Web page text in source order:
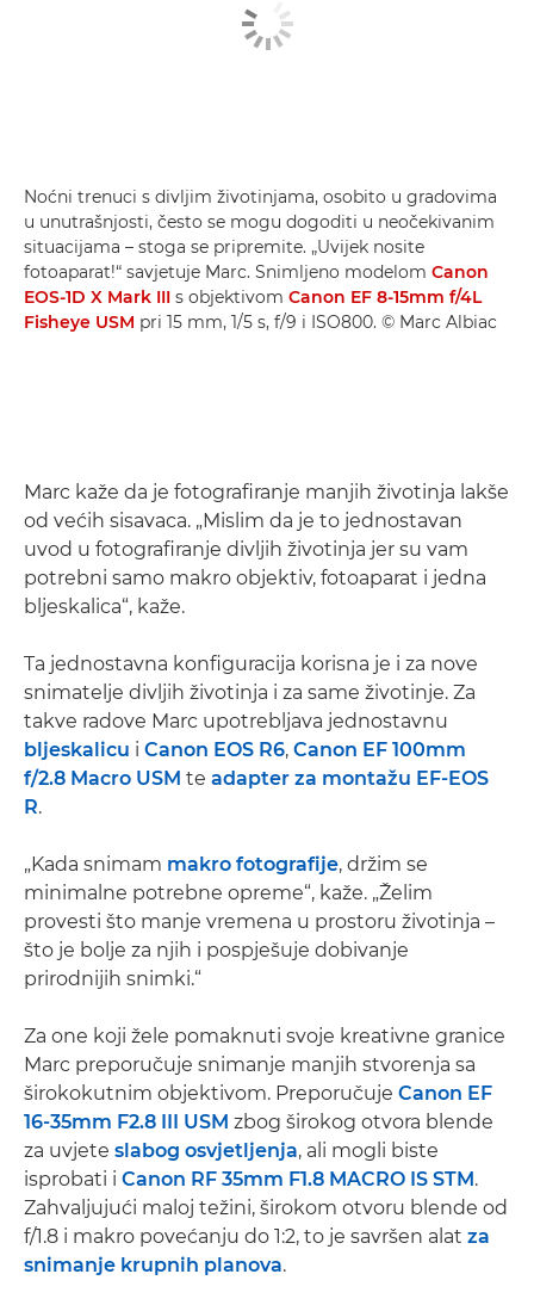
Noćni trenuci s divljim životinjama, osobito u gradovima
u unutrašnjosti, često se mogu dogoditi u neočekivanim
situacijama – stoga se pripremite. „Uvijek nosite
fotoaparat!“ savjetuje Marc. Snimljeno modelom Canon
EOS-1D X Mark III s objektivom Canon EF 8-15mm f/4L
Fisheye USM pri 15 mm, 1/5 s, f/9 i ISO800. © Marc Albiac
Marc kaže da je fotografiranje manjih životinja lakše
od većih sisavaca. „Mislim da je to jednostavan
uvod u fotografiranje divljih životinja jer su vam
potrebni samo makro objektiv, fotoaparat i jedna
bljeskalica“, kaže.
Ta jednostavna konfiguracija korisna je i za nove
snimatelje divljih životinja i za same životinje. Za
takve radove Marc upotrebljava jednostavnu
bljeskalicu i Canon EOS R6, Canon EF 100mm
f/2.8 Macro USM te adapter za montažu EF-EOS
R.
„Kada snimam makro fotografije, držim se
minimalne potrebne opreme“, kaže. „Želim
provesti što manje vremena u prostoru životinja –
što je bolje za njih i pospješuje dobivanje
prirodnijih snimki.“
Za one koji žele pomaknuti svoje kreativne granice
Marc preporučuje snimanje manjih stvorenja sa
širokokutnim objektivom. Preporučuje Canon EF
16-35mm F2.8 III USM zbog širokog otvora blende
za uvjete slabog osvjetljenja, ali mogli biste
isprobati i Canon RF 35mm F1.8 MACRO IS STM.
Zahvaljujući maloj težini, širokom otvoru blende od
f/1.8 i makro povećanju do 1:2, to je savršen alat za
snimanje krupnih planova.